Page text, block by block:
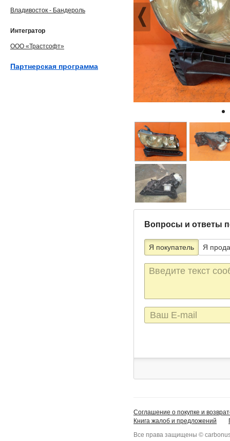
Вопросы и ответы
Я покупатель Я
Текст
сообщения
E-
mail
Владивосток - Бандероль
Интегратор
ООО «Трастсофт»
Партнерская программа
Соглашение о покупке и
Книга жалоб и предложений
Все права защищены ©